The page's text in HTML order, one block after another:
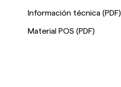
Información técnica (PDF)
Material POS (PDF)